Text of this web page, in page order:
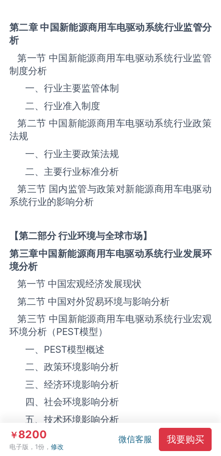
第二章 中国新能源商用车电驱动系统行业监管分
析
第一节 中国新能源商用车电驱动系统‌‌‌行业监管
制度分析
一、行业主要监管体制
二、行业准入制度
第二节 中国新能源商用车电驱动系统‌‌‌行业政策
法规
一、行业主要政策法规
二、主要行业标准分析
第三节 国内监管与政策对新能源商用车电驱动
系统‌‌‌行业的影响分析
【第二部分 行业环境与全球市场】
第三章中国新能源商用车电驱动系统行业发展环
境分析
第一节 中国宏观经济发展现状
第二节 中国对外贸易环境与影响分析
第三节 中国新能源商用车电驱动系统‌‌‌行业宏观
环境分析（PEST模型）
一、 PEST模型概述
二、政策环境影响分析
三、‌‌‌经济环境影响分析
四、社会环境影响分析
五、技术环境影响分析
第四节 中国新能源商用车电驱动系统‌‌‌行业环境
分析结论
￥8200
电子版，1份，修改
微信客服 我要购买